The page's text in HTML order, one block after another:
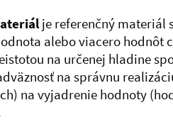
je referenčný materiál
alebo viacero hodnôt
na určenej hladine
na správnu
na vyjadrenie hodnoty